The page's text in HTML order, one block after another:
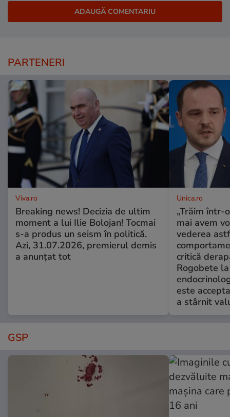
PARTENERI
Viva.ro
Breaking news! Decizia de ultim
moment a lui Ilie Bolojan! Tocmai
s-a produs un seism în politică.
Azi, 31.07.2026, premierul demis
a anunțat tot
Unica.ro
„Trăim într-
mai avem
vederea
critică
Rogobete
este
a stârnit
GSP